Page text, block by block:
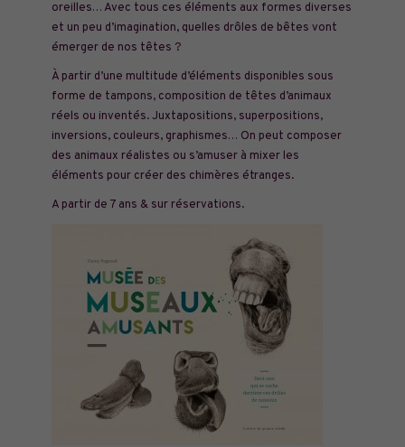
oreilles… Avec tous ces éléments aux formes diverses
et un peu d’imagination, quelles drôles de bêtes vont
émerger de nos têtes ?
À partir d’une multitude d’éléments disponibles sous
forme de tampons, composition de têtes d’animaux
réels ou inventés. Juxtapositions, superpositions,
inversions, couleurs, graphismes… On peut composer
des animaux réalistes ou s’amuser à mixer les
éléments pour créer des chimères étranges.
A partir de 7 ans & sur réservations.